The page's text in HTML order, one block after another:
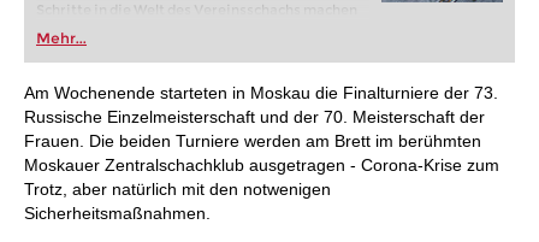
Schritte in die Welt des Vereinsschachs machen
oder bereits auf Turnierniveau spielen: Mit
FRITZ trainieren Sie effizienter, intelligenter und
individueller als je zuvor.
Mehr...
Am Wochenende starteten in Moskau die Finalturniere der 73.
Russische Einzelmeisterschaft und der 70. Meisterschaft der
Frauen. Die beiden Turniere werden am Brett im berühmten
Moskauer Zentralschachklub ausgetragen - Corona-Krise zum
Trotz, aber natürlich mit den notwenigen
Sicherheitsmaßnahmen.